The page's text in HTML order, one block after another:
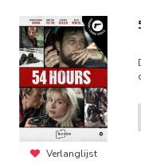
Verlanglijst